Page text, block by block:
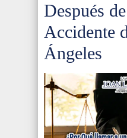
Después
Accidente
Ángeles